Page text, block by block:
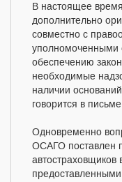
В настоящее
дополнительно
совместно с
уполномоченными
обеспечению
необходимые
наличии
говорится в
Одновременно
ОСАГО поставлен
автостраховщиков